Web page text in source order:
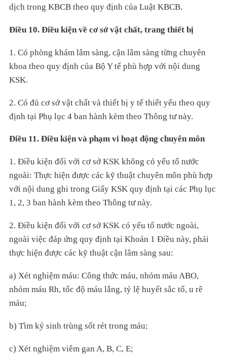
dịch trong KBCB theo quy định của Luật KBCB.
Điều 10. Điều kiện về cơ sở vật chất, trang thiết bị
1. Có phòng khám lâm sàng, cận lâm sàng từng chuyên
khoa theo quy định của Bộ Y tế phù hợp với nội dung
KSK.
2. Có đủ cơ sở vật chất và thiết bị y tế thiết yếu theo quy
định tại Phụ lục 4 ban hành kèm theo Thông tư này.
Điều 11. Điều kiện và phạm vi hoạt động chuyên môn
1. Điều kiện đối với cơ sở KSK không có yếu tố nước
ngoài: Thực hiện được các kỹ thuật chuyên môn phù hợp
với nội dung ghi trong Giấy KSK quy định tại các Phụ lục
1, 2, 3 ban hành kèm theo Thông tư này.
2. Điều kiện đối với cơ sở KSK có yếu tố nước ngoài,
ngoài việc đáp ứng quy định tại Khoản 1 Điều này, phải
thực hiện được các kỹ thuật cận lâm sàng sau:
a) Xét nghiệm máu: Công thức máu, nhóm máu ABO,
nhóm máu Rh, tốc độ máu lắng, tỷ lệ huyết sắc tố, u rê
máu;
b) Tìm ký sinh trùng sốt rét trong máu;
c) Xét nghiệm viêm gan A, B, C, E;